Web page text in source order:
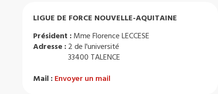
LIGUE DE FORCE NOUVELLE-AQUITAINE
Président : Mme Florence LECCESE
Adresse : 2 de l'université
33400 TALENCE
Mail : Envoyer un mail